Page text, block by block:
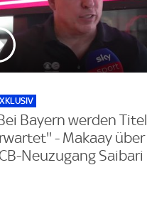
Bayern werden Titel
- Makaay über
Neuzugang Saibari